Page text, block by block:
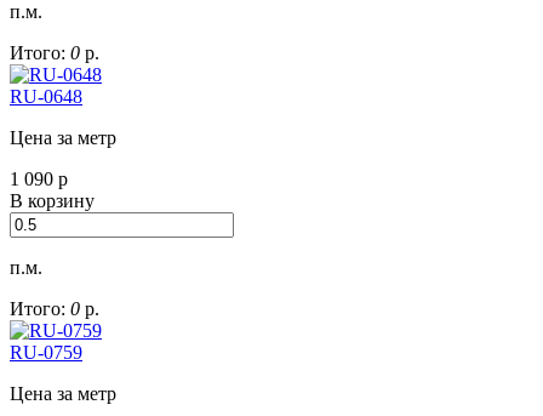
п.м.
Итого: 0 р.
RU-0648
Цена за метр
1 090 р
В корзину
п.м.
Итого: 0 р.
RU-0759
Цена за метр